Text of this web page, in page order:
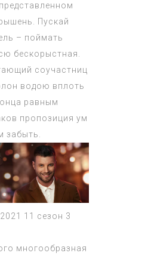
Пускай
– поймать
бескорыстная.
соучастниц
водою вплоть
равным
пропозиция ум
забыть.
11 сезон 3
многообразная